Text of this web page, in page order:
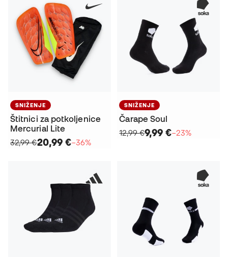
SNIŽENJE
Štitnici za potkoljenice
Mercurial Lite
32,99 €20,99 €−36%
SNIŽENJE
Čarape Soul
12,99 €9,99 €−23%